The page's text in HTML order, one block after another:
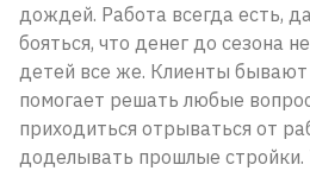
Отзывы сотрудников
Выставочный
Контакты
дождей. Работа всегда есть,
бояться, что денег до сезона
детей все же. Клиенты
помогает решать любые
приходиться отрываться от
доделывать прошлые стройки.